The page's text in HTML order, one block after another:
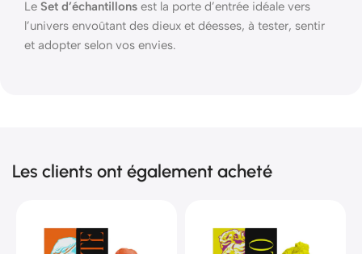
Le Set d’échantillons est la porte d’entrée idéale vers
l’univers envoûtant des dieux et déesses, à tester, sentir
et adopter selon vos envies.
Les clients ont également acheté